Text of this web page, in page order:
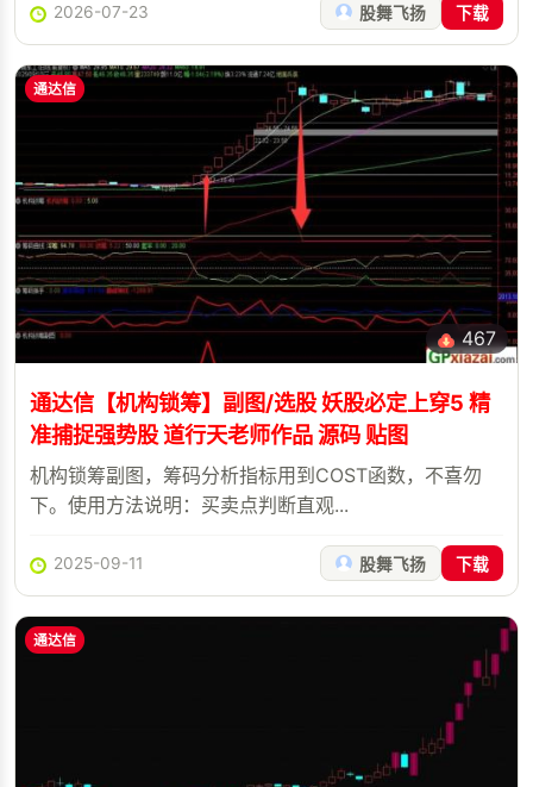
2026-07-23 股舞飞扬 下载
通达信
467
通达信【机构锁筹】副图/选股 妖股必定上穿5 精
准捕捉强势股 道行天老师作品 源码 贴图
机构锁筹副图，筹码分析指标用到COST函数，不喜勿
下。使用方法说明：买卖点判断直观...
2025-09-11 股舞飞扬 下载
通达信